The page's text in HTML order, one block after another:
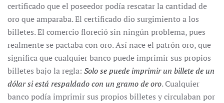
certificado que el poseedor podía rescatar la cantidad de
oro que amparaba. El certificado dio surgimiento a los
billetes. El comercio floreció sin ningún problema, pues
realmente se pactaba con oro. Así nace el patrón oro, que
significa que cualquier banco puede imprimir sus propios
billetes bajo la regla: Solo se puede imprimir un billete de un
dólar si está respaldado con un gramo de oro. Cualquier
banco podía imprimir sus propios billetes y circulaban por